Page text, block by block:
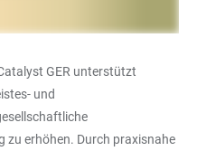
GER unterstützt
und
zu erhöhen. Durch praxisnahe